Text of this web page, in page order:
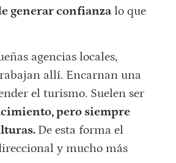
generar confianzalo que
agencias locales,
allí. Encarnan una
el turismo. Suelen ser
pero siempre
De esta forma el
y mucho más